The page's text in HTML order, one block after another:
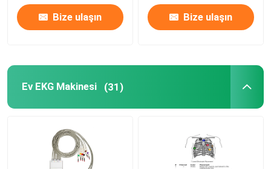
Bize ulaşın Bize ulaşın
Ev EKG Makinesi (31)